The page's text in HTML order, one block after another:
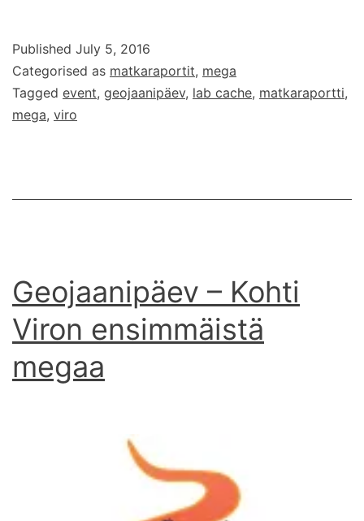
Viron
megasta
Published July 5, 2016
Categorised as matkaraportit, mega
Tagged event, geojaanipäev, lab cache, matkaraportti,
mega, viro
Geojaanipäev – Kohti
Viron ensimmäistä
megaa